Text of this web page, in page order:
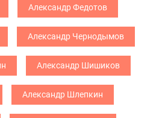
Александр Федотов
Александр Чернодымов
Александр Шишиков
Александр Шлепкин